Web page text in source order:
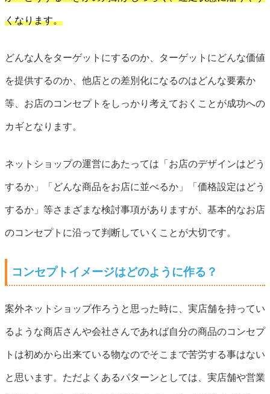
くなります。
どんな人をターゲットにするのか、ターゲットにどんな価値
を提供するのか、他店との差別化になるのはどんな要素か
等、お店のコンセプトをしっかり考えておくことが成功への
カギとなります。
ネットショップの運営にあたっては「お店のデザインはどう
するか」「どんな商品をお店に並べるか」「価格設定はどう
するか」等さまざまな検討事項がありますが、基本的なお店
のコンセプトに沿って判断していくことが大切です。
コンセプトイメージはどのように作る？
案外ネットショップ作ろうと思った時に、実店舗を持ってい
るような商店さんや会社さんであれば自分の商品のコンセプ
トは初めから出来ている物なのでそこまで苦労する事はない
と思います。ただよくあるパターンとしては、実店舗や営業